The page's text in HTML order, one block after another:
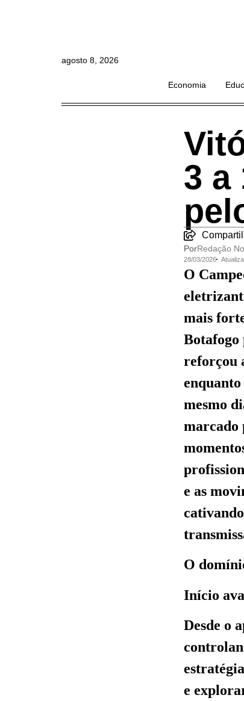
agosto 8, 2026
Economia
3 a
PorRedação
28/03/2026
O
mais
Botafogo
reforçou
mesmo
marcado
e as
O
Início
Desde o
e